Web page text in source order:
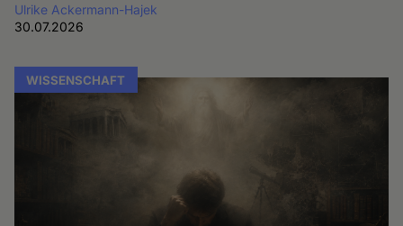
Ulrike Ackermann-Hajek
30.07.2026
WISSENSCHAFT